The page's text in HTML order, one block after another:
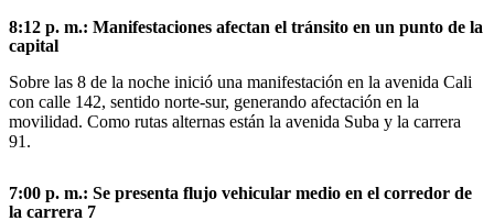
8:12 p. m.: Manifestaciones afectan el tránsito en un punto de la
capital
Sobre las 8 de la noche inició una manifestación en la avenida Cali
con calle 142, sentido norte-sur, generando afectación en la
movilidad. Como rutas alternas están la avenida Suba y la carrera
91.
7:00 p. m.: Se presenta flujo vehicular medio en el corredor de
la carrera 7